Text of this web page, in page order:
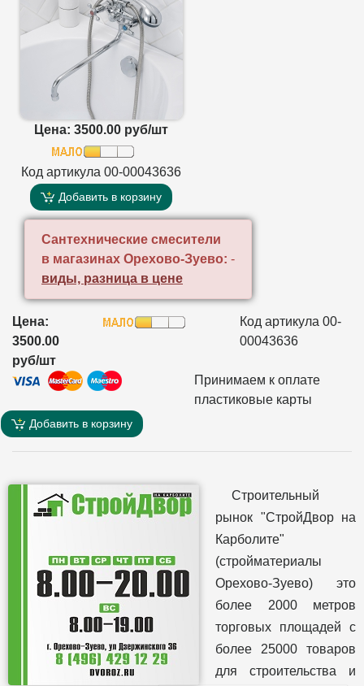
Цена: 3500.00 руб/шт
Код артикула 00-00043636
Добавить в корзину
Сантехнические смесители
в магазинах Орехово-Зуево: -
виды, разница в цене
Цена:
3500.00
руб/шт
Код артикула 00-
00043636
Принимаем к оплате
пластиковые карты
Добавить в корзину
Строительный
рынок "СтройДвор на
Карболите"
(стройматериалы
Орехово-Зуево) это
более 2000 метров
торговых площадей с
более 25000 товаров
для строительства и